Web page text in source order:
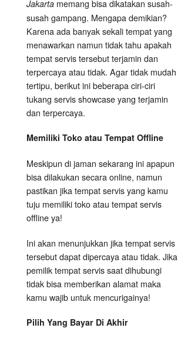
Jakarta memang bisa dikatakan susah-
susah gampang. Mengapa demikian?
Karena ada banyak sekali tempat yang
menawarkan namun tidak tahu apakah
tempat servis tersebut terjamin dan
terpercaya atau tidak. Agar tidak mudah
tertipu, berikut ini beberapa ciri-ciri
tukang servis showcase yang terjamin
dan terpercaya.
Memiliki Toko atau Tempat Offline
Meskipun di jaman sekarang ini apapun
bisa dilakukan secara online, namun
pastikan jika tempat servis yang kamu
tuju memiliki toko atau tempat servis
offline ya!
Ini akan menunjukkan jika tempat servis
tersebut dapat dipercaya atau tidak. Jika
pemilik tempat servis saat dihubungi
tidak bisa memberikan alamat maka
kamu wajib untuk mencurigainya!
Pilih Yang Bayar Di Akhir